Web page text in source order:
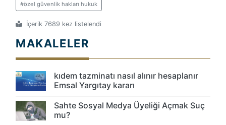
#özel güvenlik hakları hukuk
İçerik 7689 kez listelendi
MAKALELER
kıdem tazminatı nasıl alınır hesaplanır
Emsal Yargıtay kararı
Sahte Sosyal Medya Üyeliği Açmak Suç
mu?